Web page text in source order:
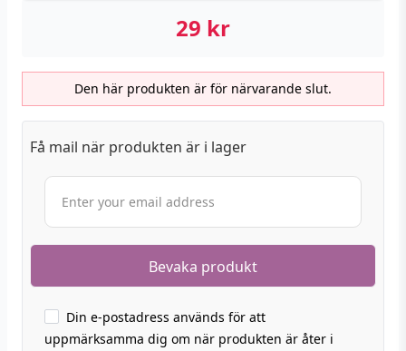
29 kr
Den här produkten är för närvarande slut.
Få mail när produkten är i lager
Din e-postadress används för att
uppmärksamma dig om när produkten är åter i